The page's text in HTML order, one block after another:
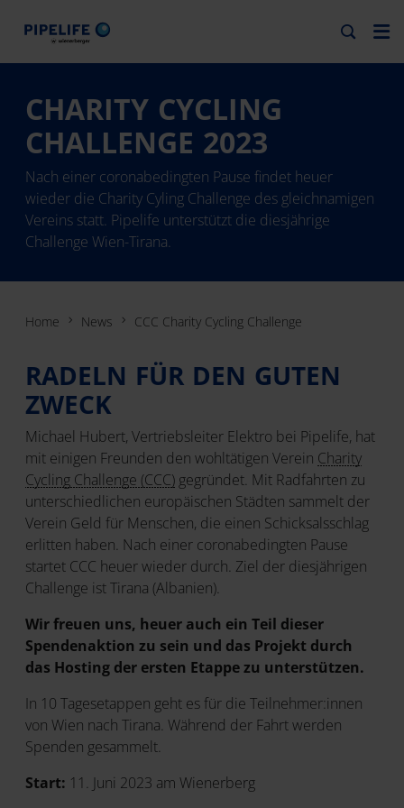
CHARITY CYCLING
CHALLENGE 2023
Nach einer coronabedingten Pause findet heuer
wieder die Charity Cyling Challenge des gleichnamigen
Vereins statt. Pipelife unterstützt die diesjährige
Challenge Wien-Tirana.
Home News CCC Charity Cycling Challenge
RADELN FÜR DEN GUTEN
ZWECK
Michael Hubert, Vertriebsleiter Elektro bei Pipelife, hat
mit einigen Freunden den wohltätigen Verein Charity
Cycling Challenge (CCC) gegründet. Mit Radfahrten zu
unterschiedlichen europäischen Städten sammelt der
Verein Geld für Menschen, die einen Schicksalsschlag
erlitten haben. Nach einer coronabedingten Pause
startet CCC heuer wieder durch. Ziel der diesjährigen
Challenge ist Tirana (Albanien).
Wir freuen uns, heuer auch ein Teil dieser
Spendenaktion zu sein und das Projekt durch
das Hosting der ersten Etappe zu unterstützen.
In 10 Tagesetappen geht es für die Teilnehmer:innen
von Wien nach Tirana. Während der Fahrt werden
Spenden gesammelt.
Start: 11. Juni 2023 am Wienerberg